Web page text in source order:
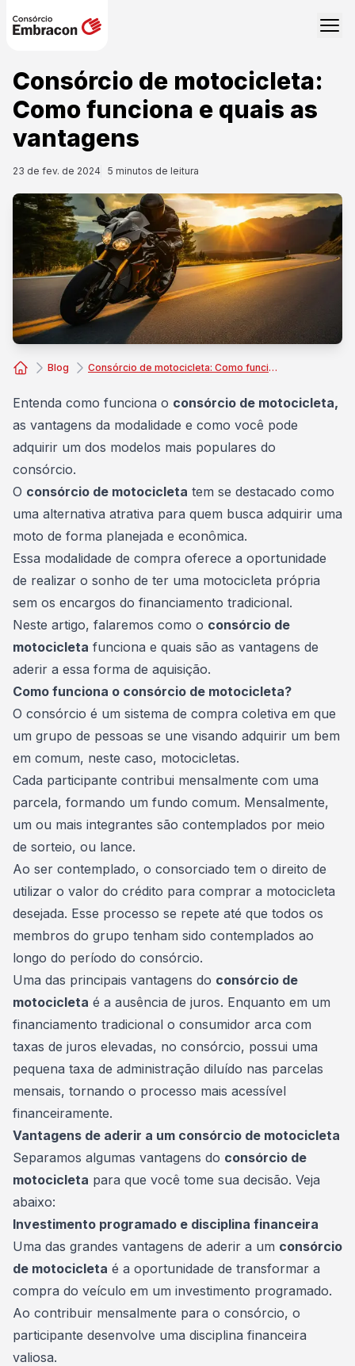
Consórcio de motocicleta:
Como funciona e quais as
vantagens
23 de fev. de 2024 5 minutos de leitura
Blog Consórcio de motocicleta: Como funciona e quais as vantagens
Entenda como funciona o consórcio de motocicleta,
as vantagens da modalidade e como você pode
adquirir um dos modelos mais populares do
consórcio.
O consórcio de motocicleta tem se destacado como
uma alternativa atrativa para quem busca adquirir uma
moto de forma planejada e econômica.
Essa modalidade de compra oferece a oportunidade
de realizar o sonho de ter uma motocicleta própria
sem os encargos do financiamento tradicional.
Neste artigo, falaremos como o consórcio de
motocicleta funciona e quais são as vantagens de
aderir a essa forma de aquisição.
Como funciona o consórcio de motocicleta?
O consórcio é um sistema de compra coletiva em que
um grupo de pessoas se une visando adquirir um bem
em comum, neste caso, motocicletas.
Cada participante contribui mensalmente com uma
parcela, formando um fundo comum. Mensalmente,
um ou mais integrantes são contemplados por meio
de sorteio, ou lance.
Ao ser contemplado, o consorciado tem o direito de
utilizar o valor do crédito para comprar a motocicleta
desejada. Esse processo se repete até que todos os
membros do grupo tenham sido contemplados ao
longo do período do consórcio.
Uma das principais vantagens do consórcio de
motocicleta é a ausência de juros. Enquanto em um
financiamento tradicional o consumidor arca com
taxas de juros elevadas, no consórcio, possui uma
pequena taxa de administração diluído nas parcelas
mensais, tornando o processo mais acessível
financeiramente.
Vantagens de aderir a um consórcio de motocicleta
Separamos algumas vantagens do consórcio de
motocicleta para que você tome sua decisão. Veja
abaixo:
Investimento programado e disciplina financeira
Uma das grandes vantagens de aderir a um consórcio
de motocicleta é a oportunidade de transformar a
compra do veículo em um investimento programado.
Ao contribuir mensalmente para o consórcio, o
participante desenvolve uma disciplina financeira
valiosa.